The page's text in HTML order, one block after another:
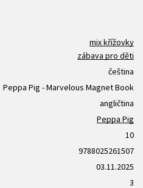
mix křížovky
zábava pro děti
čeština
Peppa Pig - Marvelous Magnet Book
angličtina
Peppa Pig
10
9788025261507
03.11.2025
3